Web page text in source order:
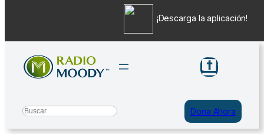
contenido
Search Dona Ahora
¡Descarga la aplicación!